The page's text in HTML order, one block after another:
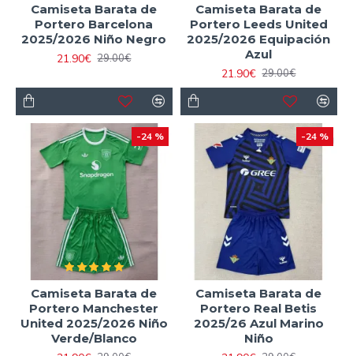
Camiseta Barata de
Portero Barcelona
2025/2026 Niño Negro
21.90€ 29.00€
Camiseta Barata de
Portero Leeds United
2025/2026 Equipación
Azul
21.90€ 29.00€
-24 %
Camiseta Barata de
Portero Manchester
United 2025/2026 Niño
Verde/Blanco
-24 %
Camiseta Barata de
Portero Real Betis
2025/26 Azul Marino
Niño